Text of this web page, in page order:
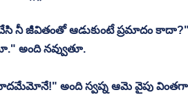
నీ జీవితంతో ఆడుకుంటే ప్రమాదం
అంది నవ్వుతూ.
అంది స్వప్న ఆమె వైపు వింతగా